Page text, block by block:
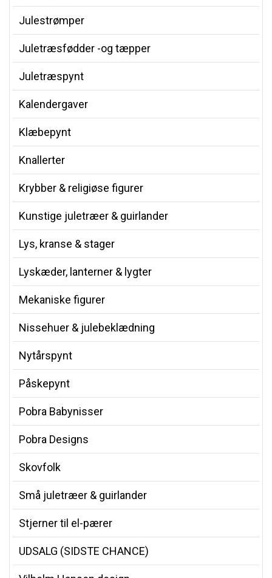
Julestrømper
Juletræsfødder -og tæpper
Juletræspynt
Kalendergaver
Klæbepynt
Knallerter
Krybber & religiøse figurer
Kunstige juletræer & guirlander
Lys, kranse & stager
Lyskæder, lanterner & lygter
Mekaniske figurer
Nissehuer & julebeklædning
Nytårspynt
Påskepynt
Pobra Babynisser
Pobra Designs
Skovfolk
Små juletræer & guirlander
Stjerner til el-pærer
UDSALG (SIDSTE CHANCE)